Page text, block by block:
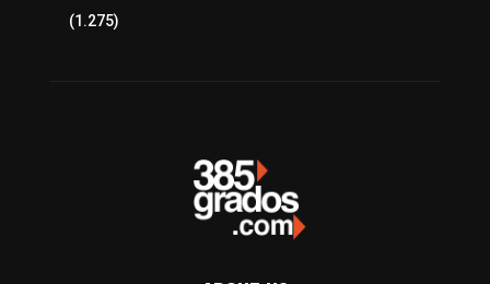
(1.275)